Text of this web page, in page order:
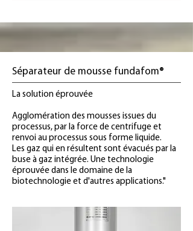
Séparateur de mousse fundafom®
La solution éprouvée
Agglomération des mousses issues du
processus, par la force de centrifuge et
renvoi au processus sous forme liquide.
Les gaz qui en résultent sont évacués par la
buse à gaz intégrée. Une technologie
éprouvée dans le domaine de la
biotechnologie et d'autres applications."